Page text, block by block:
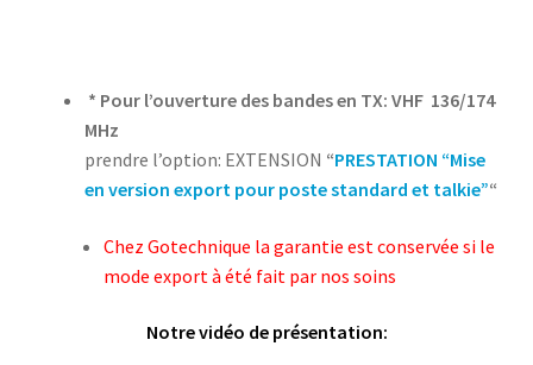
* Pour l’ouverture des bandes en TX: VHF 136/174
MHz
prendre l’option: EXTENSION “PRESTATION “Mise
en version export pour poste standard et talkie”“
Chez Gotechnique la garantie est conservée si le
mode export à été fait par nos soins
Notre vidéo de présentation: